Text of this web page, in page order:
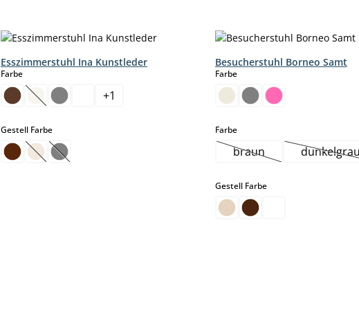
Esszimmerstuhl Ina Kunstleder
Farbeauswählen
(Diese Option ist zurzeit nicht verfügbar.)
+1
Gestell Farbeauswählen
(Diese Option ist zurzeit nicht verfügbar.)
(Diese Option ist zurzeit nicht verfügbar.)
Besucherstuhl Borneo Samt
Farbeauswählen
Farbeauswählen
braun(Diese Option istdunkelgrau
Gestell Farbeauswählen